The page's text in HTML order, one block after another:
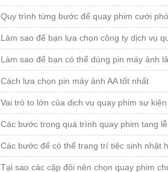
Quy trình từng bước để quay phim cưới
Làm sao để bạn lựa chọn công ty dịch vụ
Làm sao để bạn có thể dùng pin máy ảnh
Cách lựa chọn pin máy ảnh AA tốt nhất
Vai trò to lớn của dịch vụ quay phim sự
Các bước trong quá trình quay phim tang lễ
Các bước để có thể trang trí tiệc sinh nhật
Tại sao các cặp đôi nên chọn quay phim